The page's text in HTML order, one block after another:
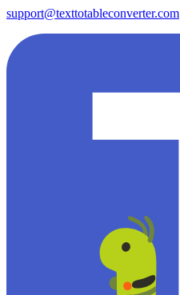
support@texttotableconverter.com